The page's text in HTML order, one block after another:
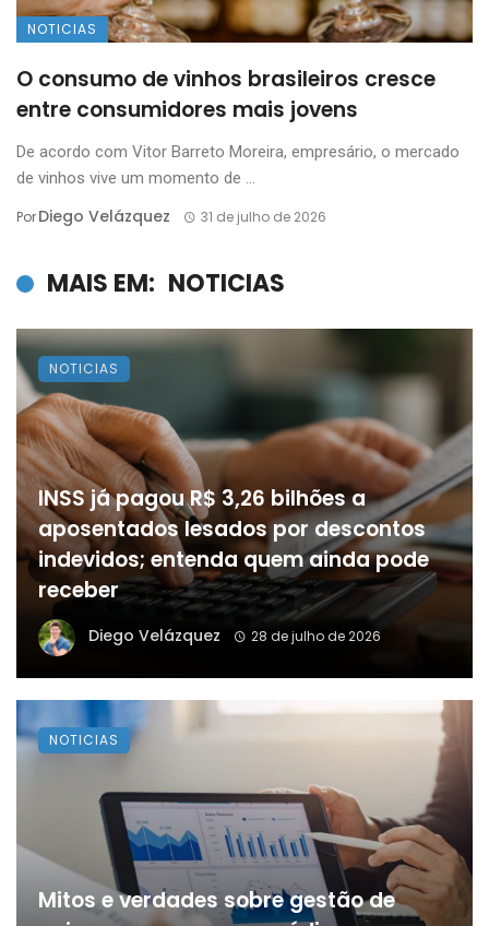
NOTICIAS
O consumo de vinhos brasileiros cresce
entre consumidores mais jovens
De acordo com Vitor Barreto Moreira, empresário, o mercado
de vinhos vive um momento de ...
PorDiego Velázquez 31 de julho de 2026
MAIS EM: NOTICIAS
INSS já pagou R$ 3,26 bilhões a
aposentados lesados por descontos
indevidos; entenda quem ainda pode
receber
Diego Velázquez 28 de julho de 2026
NOTICIAS
Mitos e verdades sobre gestão de
NOTICIAS